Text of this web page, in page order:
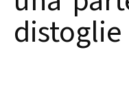
distoglie